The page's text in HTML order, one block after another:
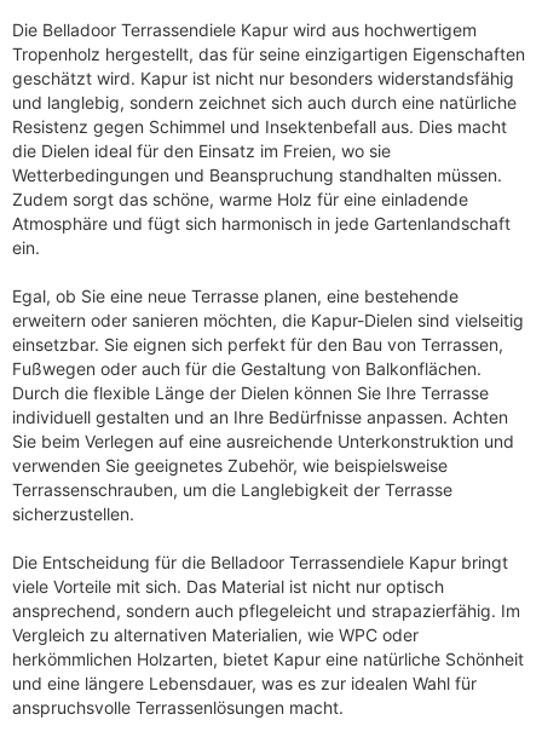
5
€
Die Belladoor Terrassendiele Kapur wird aus hochwertigem
Tropenholz hergestellt, das für seine einzigartigen Eigenschaften
geschätzt wird. Kapur ist nicht nur besonders widerstandsfähig
und langlebig, sondern zeichnet sich auch durch eine natürliche
Resistenz gegen Schimmel und Insektenbefall aus. Dies macht
die Dielen ideal für den Einsatz im Freien, wo sie
Wetterbedingungen und Beanspruchung standhalten müssen.
Zudem sorgt das schöne, warme Holz für eine einladende
Atmosphäre und fügt sich harmonisch in jede Gartenlandschaft
ein.
Egal, ob Sie eine neue Terrasse planen, eine bestehende
erweitern oder sanieren möchten, die Kapur-Dielen sind vielseitig
einsetzbar. Sie eignen sich perfekt für den Bau von Terrassen,
Fußwegen oder auch für die Gestaltung von Balkonflächen.
Durch die flexible Länge der Dielen können Sie Ihre Terrasse
individuell gestalten und an Ihre Bedürfnisse anpassen. Achten
Sie beim Verlegen auf eine ausreichende Unterkonstruktion und
verwenden Sie geeignetes Zubehör, wie beispielsweise
Terrassenschrauben, um die Langlebigkeit der Terrasse
sicherzustellen.
Die Entscheidung für die Belladoor Terrassendiele Kapur bringt
viele Vorteile mit sich. Das Material ist nicht nur optisch
ansprechend, sondern auch pflegeleicht und strapazierfähig. Im
Vergleich zu alternativen Materialien, wie WPC oder
herkömmlichen Holzarten, bietet Kapur eine natürliche Schönheit
und eine längere Lebensdauer, was es zur idealen Wahl für
anspruchsvolle Terrassenlösungen macht.